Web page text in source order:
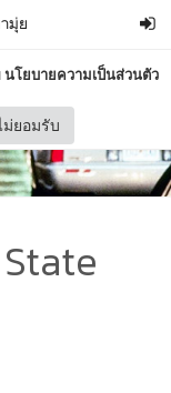
นโยบายความเป็นส่วนตัว
ม่ยอมรับ
มุ่ย